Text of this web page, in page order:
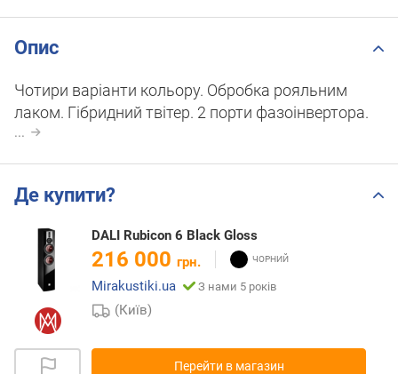
Опис
Чотири варіанти кольору. Обробка рояльним
лаком. Гібридний твітер. 2 порти фазоінвертора.
...
Де купити?
DALI Rubicon 6 Black Gloss
216 000 грн.
Mirakustiki.ua
З нами 5 років
(Київ)
Перейти в магазин